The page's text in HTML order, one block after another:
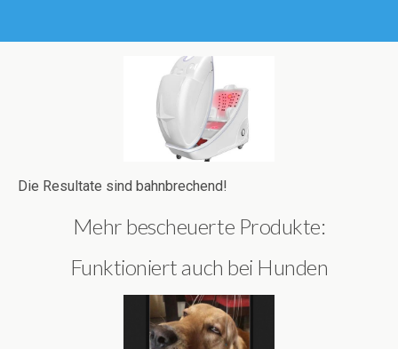
Die Resultate sind bahnbrechend!
Mehr bescheuerte Produkte:
Funktioniert auch bei Hunden